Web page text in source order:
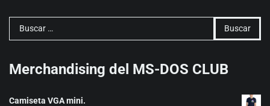
Buscar:
Merchandising del MS-DOS CLUB
Camiseta VGA mini.